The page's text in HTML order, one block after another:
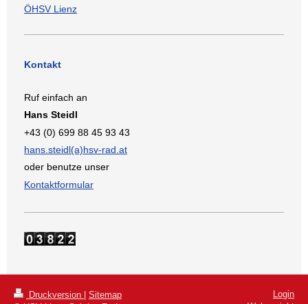
ÖHSV Lienz
Kontakt
Ruf einfach an
Hans Steidl
+43 (0) 699 88 45 93 43
hans.steidl(a)hsv-rad.at
oder benutze unser
Kontaktformular
Druckversion
Sitemap
Login